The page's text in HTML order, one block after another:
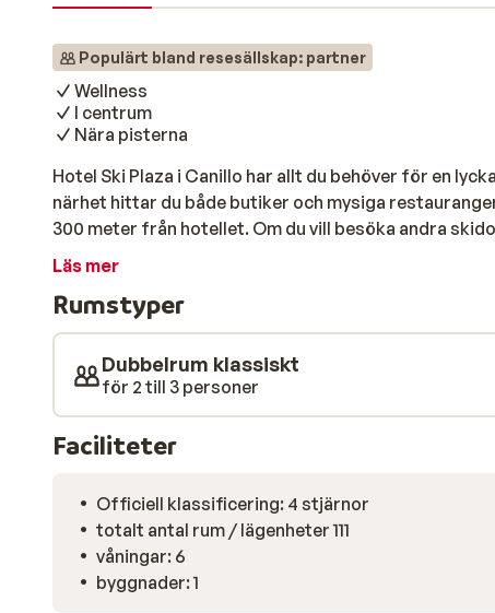
Populärt bland resesällskap: partner
Wellness
I centrum
Nära pisterna
Hotel Ski Plaza i Canillo har allt du behöver för en
närhet hittar du både butiker och mysiga
300 meter från hotellet. Om du vill besöka andra
skidbussen, som stannar precis framför hotellet. När
Tillträde är tillåtet från 16 år och kostar cirka 15 € per
med ett gym mittemot komplexet, och för de yngre
Ski Plaza välkomnar dig med öppna armar!
Läs mer
Rumstyper
Dubbelrum klassiskt
för 2 till 3 personer
Faciliteter
Officiell klassificering: 4 stjärnor
totalt antal rum / lägenheter 111
våningar: 6
byggnader: 1